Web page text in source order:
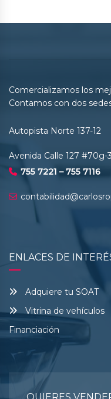
Comercializamos los
Contamos con dos
Autopista Norte 137-12
Avenida Calle 127 #70g-
755 7221 – 755 7116
ENLACES DE
Adquiere tu SOAT
Vitrina de vehículos
Financiación